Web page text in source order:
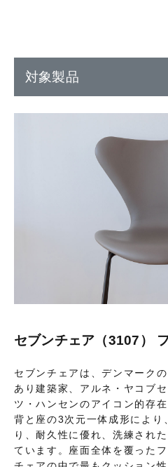
対象製品
セブンチェア（3107）
セブンチェアは、デンマーク
あり建築家、アルネ・ヤコブ
ツ・ハンセンのアイコン的存
背と座の3次元一体成形により
り、耐久性に優れ、洗練され
ています。座面全体を覆った